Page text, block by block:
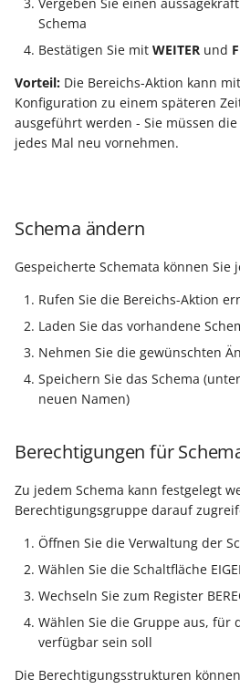
Schema
Bestätigen Sie mitWEITER und
Vorteil: Die Bereichs-Aktion kann
Konfiguration zu einem späteren
ausgeführt werden - Sie müssen
jedes Mal neu vornehmen.
Schema ändern
Gespeicherte Schemata können
Rufen Sie die Bereichs-Aktion
Laden Sie das vorhandene
Nehmen Sie die gewünschten
Speichern Sie das Schema
neuen Namen)
Berechtigungen für
Zu jedem Schema kann festgelegt
Berechtigungsgruppe darauf
Öffnen Sie die Verwaltung der
Wählen Sie die Schaltfläche
Wechseln Sie zum Register
Wählen Sie die Gruppe aus, für
verfügbar sein soll
Die Berechtigungsstrukturen